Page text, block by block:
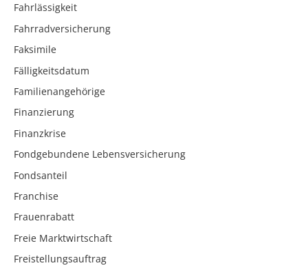
Fahrlässigkeit
Fahrradversicherung
Faksimile
Fälligkeitsdatum
Familienangehörige
Finanzierung
Finanzkrise
Fondgebundene Lebensversicherung
Fondsanteil
Franchise
Frauenrabatt
Freie Marktwirtschaft
Freistellungsauftrag